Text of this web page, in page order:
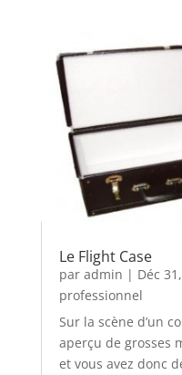
Le Flight Case
par admin | Déc
professionnel
Sur la scène d’un
aperçu de grosses
et vous avez donc